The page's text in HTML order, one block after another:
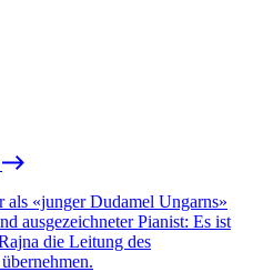
als «junger Dudamel Ungarns»
ausgezeichneter Pianist: Es ist
die Leitung des